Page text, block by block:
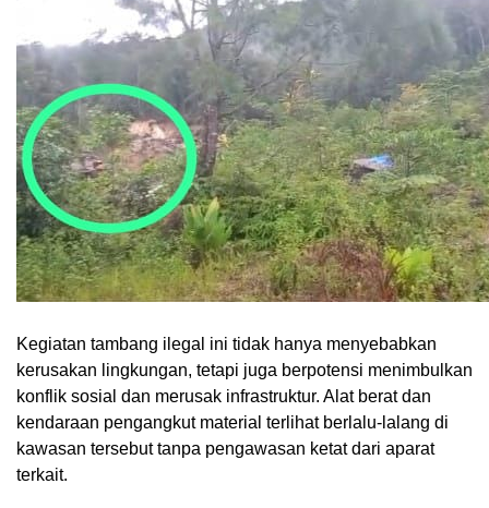
Kegiatan tambang ilegal ini tidak hanya menyebabkan
kerusakan lingkungan, tetapi juga berpotensi menimbulkan
konflik sosial dan merusak infrastruktur. Alat berat dan
kendaraan pengangkut material terlihat berlalu-lalang di
kawasan tersebut tanpa pengawasan ketat dari aparat
terkait.